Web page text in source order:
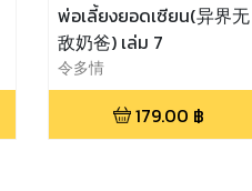
พ่อเลี้ยงยอดเซียน(异界无
敌奶爸) เล่ม 7
令多情
179.00 ฿